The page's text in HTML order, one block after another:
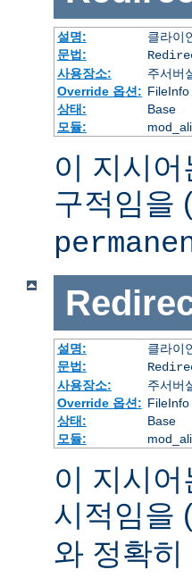
설명:
클라이
문법:
사용장소:
주서버
Override 옵션: FileInfo
상태:
Base
모듈:
이 지시
구적임을
설명:
클라이
문법:
사용장소:
주서버
Override 옵션: FileInfo
상태:
Base
모듈:
이 지시
시적임을
와 정확히